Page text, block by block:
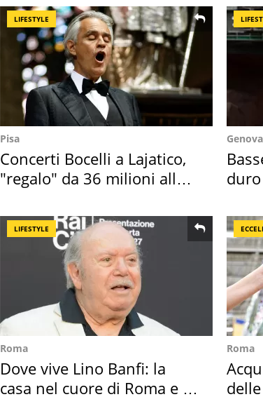
LIFESTYLE
Pisa
Concerti Bocelli a Lajatico,
"regalo" da 36 milioni alla
Genova
LIFESTYLE
Roma
Dove vive Lino Banfi: la
casa nel cuore di Roma e i
Roma